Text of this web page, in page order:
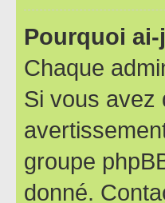
Pourquoi
Chaque
Si vous avez
groupe
donné.